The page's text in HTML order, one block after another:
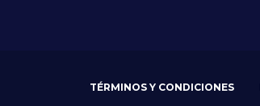
TÉRMINOS Y CONDICIONES